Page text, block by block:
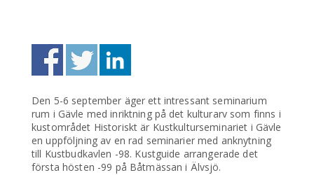
Den 5-6 september äger ett intressant seminarium
rum i Gävle med inriktning på det kulturarv som finns i
kustområdet Historiskt är Kustkulturseminariet i Gävle
en uppföljning av en rad seminarier med anknytning
till Kustbudkavlen -98. Kustguide arrangerade det
första hösten -99 på Båtmässan i Älvsjö.